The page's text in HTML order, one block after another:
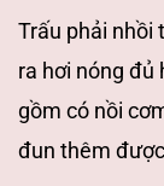
Trấu phải nhồi
ra hơi nóng đủ
gồm có nồi
đun thêm